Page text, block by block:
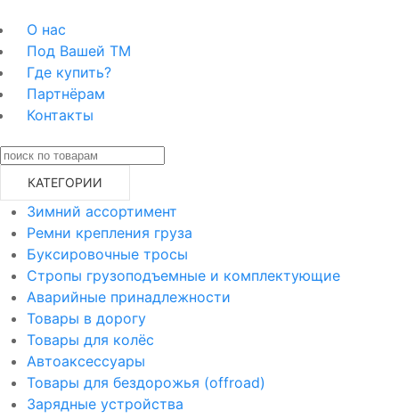
О нас
Под Вашей ТМ
Где купить?
Партнёрам
Контакты
КАТЕГОРИИ
Зимний ассортимент
Ремни крепления груза
Буксировочные тросы
Стропы грузоподъемные и комплектующие
Аварийные принадлежности
Товары в дорогу
Товары для колёс
Автоаксессуары
Товары для бездорожья (offroad)
Зарядные устройства